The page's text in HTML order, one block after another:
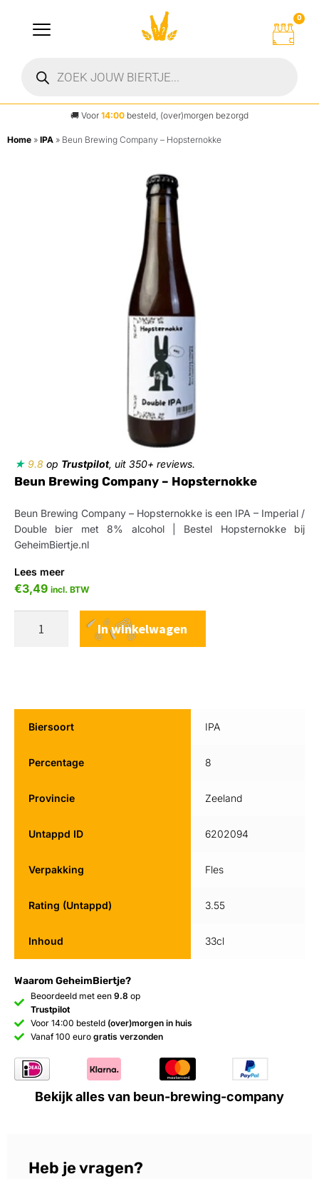
0
🚚 Voor 14:00 besteld, (over)morgen bezorgd
Home » IPA » Beun Brewing Company – Hopsternokke
★ 9.8 op Trustpilot, uit 350+ reviews.
Beun Brewing Company – Hopsternokke
Beun Brewing Company – Hopsternokke is een IPA – Imperial /
Double bier met 8% alcohol | Bestel Hopsternokke bij
GeheimBiertje.nl
Lees meer
€3,49 incl. BTW
In winkelwagen
Waarom GeheimBiertje?
Beoordeeld met een 9.8 op
Trustpilot
Voor 14:00 besteld (over)morgen in huis
Vanaf 100 euro gratis verzonden
Biersoort IPA
Percentage 8
Provincie Zeeland
Untappd ID 6202094
Verpakking Fles
Rating (Untappd) 3.55
Inhoud 33cl
Bekijk alles van beun-brewing-company
Heb je vragen?